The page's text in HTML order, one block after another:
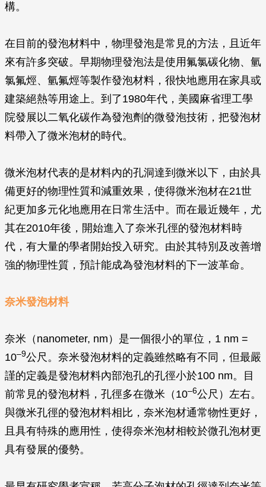
構。
在目前的發泡材料中，物理發泡是常見的方法，且近年
來有許多突破。早期物理發泡法是使用氟氯碳化物、氫
氯氟烴、氫氟烴等製作發泡材料，很快地應用在家具或
建築絕熱等用途上。到了1980年代，美國麻省理工學
院發展以二氧化碳作為發泡劑的微發泡技術，把發泡材
料帶入了微米泡材的時代。
微米泡材代表的是材料內的孔洞達到微米以下，由於具
備更好的物理性質和減重效果，使得微米泡材在21世
紀更加多元化地應用在日常生活中。而在最近幾年，尤
其在2010年後，開始進入了奈米孔徑的發泡材料時
代，有大量的學者開始投入研究。由於其特別及改善增
強的物理性質，預計能成為發泡材料的下一波革命。
奈米發泡材料
奈米（nanometer, nm）是一個很小的單位，1 nm =
10–9公尺。奈米發泡材料的定義雖然略有不同，但最嚴
謹的定義是發泡材料內部泡孔的孔徑小於100 nm。目
前常見的發泡材料，孔徑多在微米（10–6公尺）左右。
與微米孔徑的發泡材料相比，奈米泡材通常物性更好，
且具有特殊的應用性，使得奈米泡材相較於微孔泡材更
具有發展的優勢。